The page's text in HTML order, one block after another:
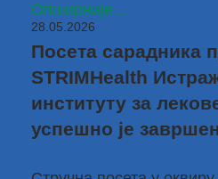
Опширније...
28.05.2026
Посета сарадника
STRIMHealth
институту за
успешно је